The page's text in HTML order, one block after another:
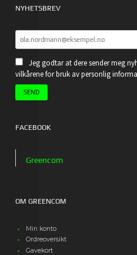
NYHETSBREV
Jeg godtar at dere sender meg
vilkårene for bruk av personlig
FACEBOOK
Greencom
OM GREENCOM
Min konto
Ordreoversikt
Gavekort